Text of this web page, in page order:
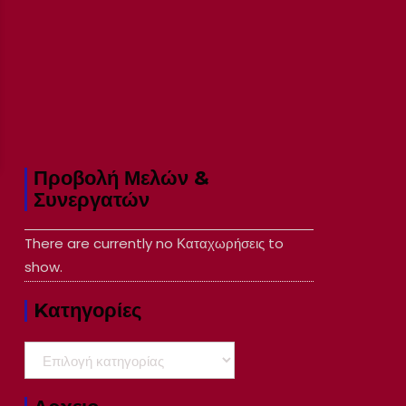
Προβολή Μελών &
Συνεργατών
There are currently no Καταχωρήσεις to
show.
Kατηγορίες
Kατηγορίες